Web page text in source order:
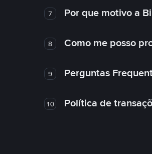
7 Por que motivo a
8 Como me posso
9 Perguntas
10 Política de